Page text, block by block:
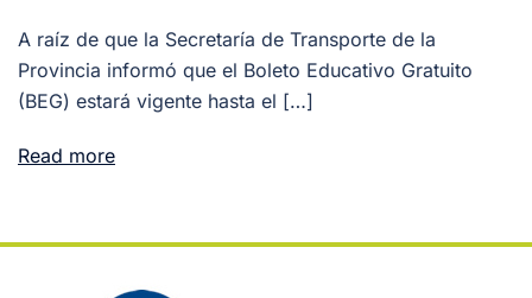
A raíz de que la Secretaría de Transporte de la
Provincia informó que el Boleto Educativo Gratuito
(BEG) estará vigente hasta el […]
Read more